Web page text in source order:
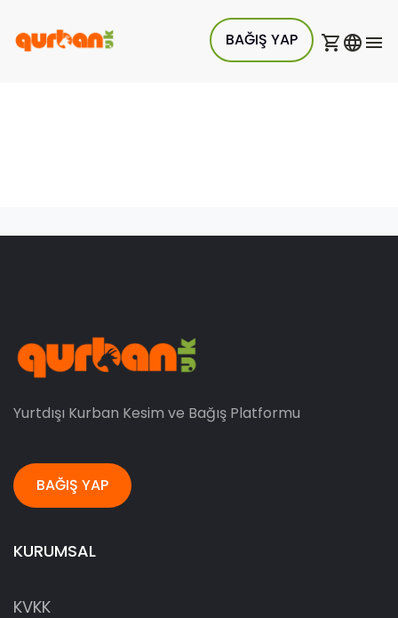
BAĞIŞ YAP
Yurtdışı Kurban Kesim ve Bağış Platformu
BAĞIŞ YAP
KURUMSAL
KVKK